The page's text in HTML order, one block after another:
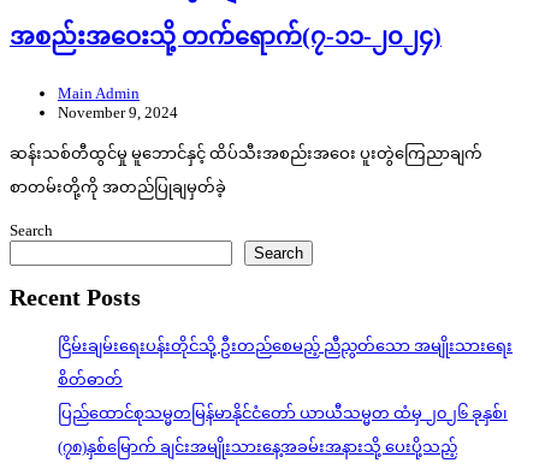
အစည်းအဝေးသို့ တက်ရောက်(၇-၁၁-၂၀၂၄)
Main Admin
November 9, 2024
ဆန်းသစ်တီထွင်မှု မူဘောင်နှင့် ထိပ်သီးအစည်းအဝေး ပူးတွဲကြေညာချက်
စာတမ်းတို့ကို အတည်ပြုချမှတ်ခဲ့
Search
Search
Recent Posts
ငြိမ်းချမ်းရေးပန်းတိုင်သို့ ဦးတည်စေမည့် ညီညွတ်သော အမျိုးသားရေး
စိတ်ဓာတ်
ပြည်ထောင်စုသမ္မတမြန်မာနိုင်ငံတော် ယာယီသမ္မတ ထံမှ ၂၀၂၆ ခုနှစ်၊
(၇၈)နှစ်မြောက် ချင်းအမျိုးသားနေ့အခမ်းအနားသို့ ပေးပို့သည့်